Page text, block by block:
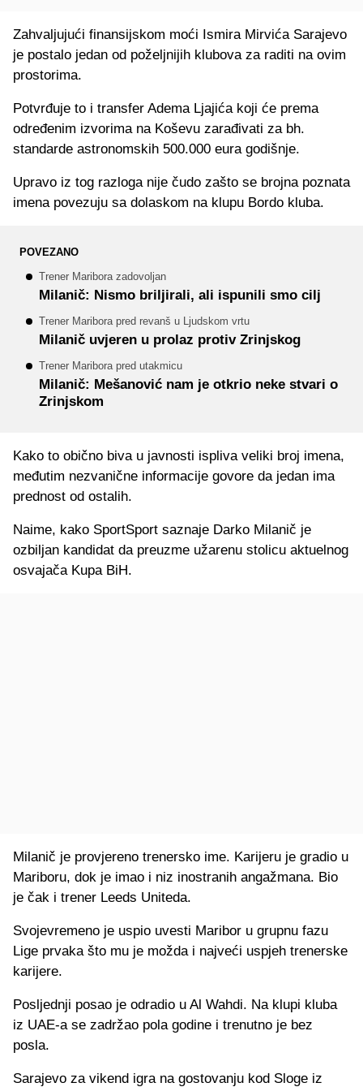
Zahvaljujući finansijskom moći Ismira Mirvića Sarajevo
je postalo jedan od poželjnijih klubova za raditi na ovim
prostorima.
Potvrđuje to i transfer Adema Ljajića koji će prema
određenim izvorima na Koševu zarađivati za bh.
standarde astronomskih 500.000 eura godišnje.
Upravo iz tog razloga nije čudo zašto se brojna poznata
imena povezuju sa dolaskom na klupu Bordo kluba.
POVEZANO
Trener Maribora zadovoljan
Milanič: Nismo briljirali, ali ispunili smo cilj
Trener Maribora pred revanš u Ljudskom vrtu
Milanič uvjeren u prolaz protiv Zrinjskog
Trener Maribora pred utakmicu
Milanič: Mešanović nam je otkrio neke stvari o
Zrinjskom
Kako to obično biva u javnosti ispliva veliki broj imena,
međutim nezvanične informacije govore da jedan ima
prednost od ostalih.
Naime, kako SportSport saznaje Darko Milanič je
ozbiljan kandidat da preuzme užarenu stolicu aktuelnog
osvajača Kupa BiH.
Milanič je provjereno trenersko ime. Karijeru je gradio u
Mariboru, dok je imao i niz inostranih angažmana. Bio
je čak i trener Leeds Uniteda.
Svojevremeno je uspio uvesti Maribor u grupnu fazu
Lige prvaka što mu je možda i najveći uspjeh trenerske
karijere.
Posljednji posao je odradio u Al Wahdi. Na klupi kluba
iz UAE-a se zadržao pola godine i trenutno je bez
posla.
Sarajevo za vikend igra na gostovanju kod Sloge iz